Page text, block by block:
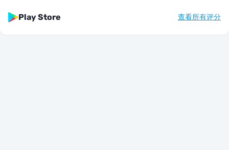
Play Store 查看所有评分